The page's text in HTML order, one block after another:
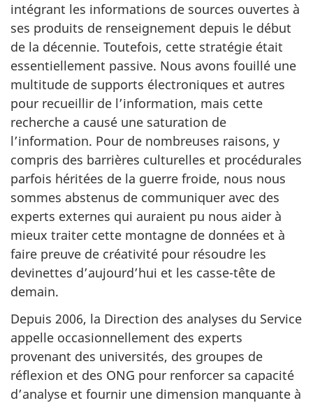
intégrant les informations de sources ouvertes à
ses produits de renseignement depuis le début
de la décennie. Toutefois, cette stratégie était
essentiellement passive. Nous avons fouillé une
multitude de supports électroniques et autres
pour recueillir de l’information, mais cette
recherche a causé une saturation de
l’information. Pour de nombreuses raisons, y
compris des barrières culturelles et procédurales
parfois héritées de la guerre froide, nous nous
sommes abstenus de communiquer avec des
experts externes qui auraient pu nous aider à
mieux traiter cette montagne de données et à
faire preuve de créativité pour résoudre les
devinettes d’aujourd’hui et les casse-tête de
demain.
Depuis 2006, la Direction des analyses du Service
appelle occasionnellement des experts
provenant des universités, des groupes de
réflexion et des ONG pour renforcer sa capacité
d’analyse et fournir une dimension manquante à